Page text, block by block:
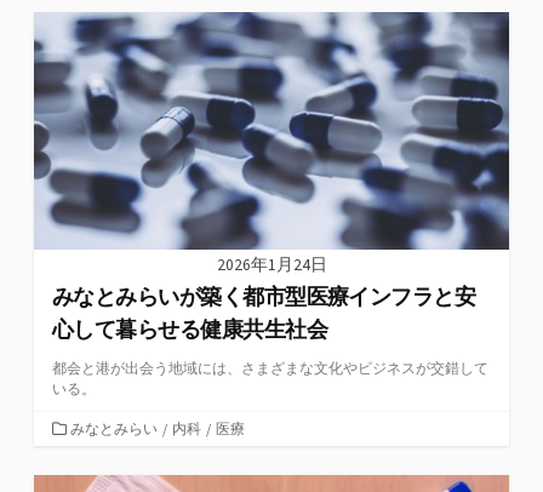
ゴ
ー
2026年1月24日
みなとみらいが築く都市型医療インフラと安
心して暮らせる健康共生社会
都会と港が出会う地域には、さまざまな文化やビジネスが交錯して
いる。
カ
ゴ
みなとみらい / 内科 / 医療